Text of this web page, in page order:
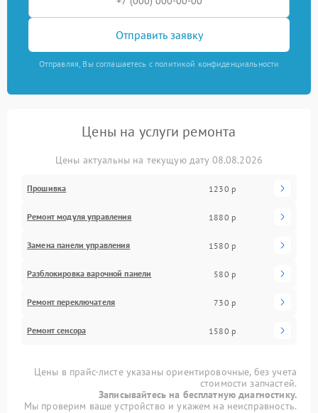
Отправить заявку
Отправляя, Вы соглашаетесь с политикой конфиденциальности
Цены на услуги ремонта
Цены актуальны на текущую дату 08.08.2026
Прошивка 1230 р
Ремонт модуля управления 1880 р
Замена панели управления 1580 р
Разблокировка варочной панели 580 р
Ремонт переключателя 730 р
Ремонт сенсора 1580 р
Цены в прайс-листе указаны ориентировочные, без учета
стоимости запчастей.
Записывайтесь на бесплатную диагностику.
Мы проверим ваше устройство и укажем на неисправность.